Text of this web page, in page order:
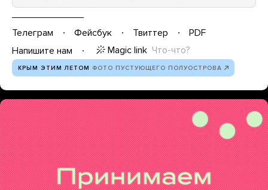
Телеграм Фейсбук Твиттер
PDF
Напишите нам
Magic link Что-что?
КРЫМ ЭТИМ ЛЕТОМ ФОТО ПУСТУЮЩЕГО ПОЛУОСТРОВА